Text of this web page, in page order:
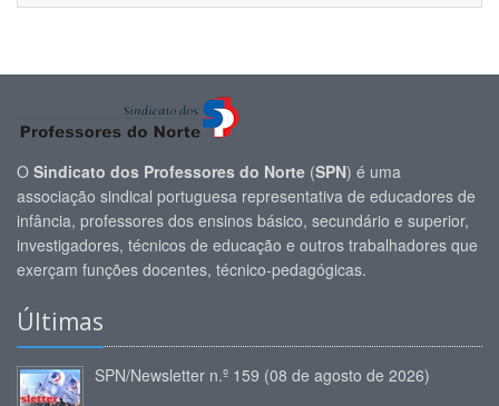
O Sindicato dos Professores do Norte (SPN) é uma
associação sindical portuguesa representativa de educadores de
infância, professores dos ensinos básico, secundário e superior,
investigadores, técnicos de educação e outros trabalhadores que
exerçam funções docentes, técnico-pedagógicas.
Últimas
SPN/Newsletter n.º 159 (08 de agosto de 2026)